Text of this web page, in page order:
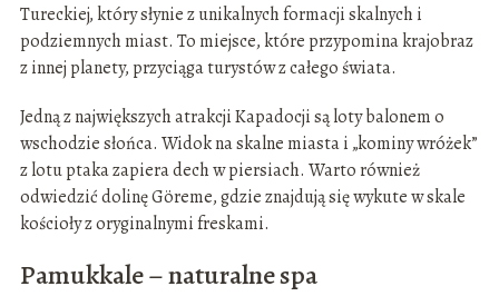
Tureckiej, który słynie z unikalnych formacji skalnych i
podziemnych miast. To miejsce, które przypomina krajobraz
z innej planety, przyciąga turystów z całego świata.
Jedną z największych atrakcji Kapadocji są loty balonem o
wschodzie słońca. Widok na skalne miasta i „kominy wróżek”
z lotu ptaka zapiera dech w piersiach. Warto również
odwiedzić dolinę Göreme, gdzie znajdują się wykute w skale
kościoły z oryginalnymi freskami.
Pamukkale – naturalne spa